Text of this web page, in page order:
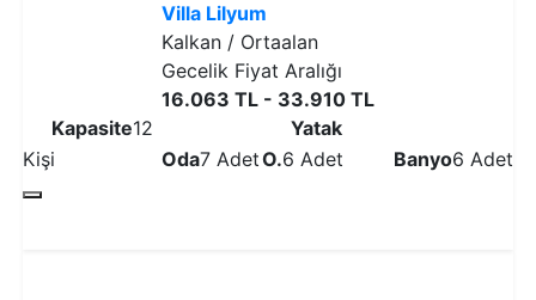
Villa Lilyum
Kalkan / Ortaalan
Gecelik Fiyat Aralığı
16.063 TL - 33.910 TL
Kapasite12
Kişi
Oda7 Adet
Yatak
O.6 Adet Banyo6 Adet